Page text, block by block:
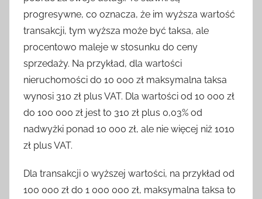
progresywne, co oznacza, że im wyższa wartość
transakcji, tym wyższa może być taksa, ale
procentowo maleje w stosunku do ceny
sprzedaży. Na przykład, dla wartości
nieruchomości do 10 000 zł maksymalna taksa
wynosi 310 zł plus VAT. Dla wartości od 10 000 zł
do 100 000 zł jest to 310 zł plus 0,03% od
nadwyżki ponad 10 000 zł, ale nie więcej niż 1010
zł plus VAT.
Dla transakcji o wyższej wartości, na przykład od
100 000 zł do 1 000 000 zł, maksymalna taksa to